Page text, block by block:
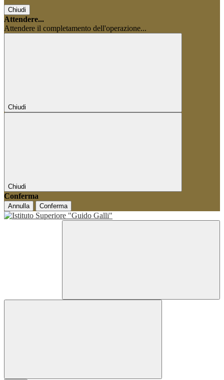
Chiudi
Attendere...
Attendere il completamento dell'operazione...
Chiudi
Chiudi
Conferma
Annulla Conferma